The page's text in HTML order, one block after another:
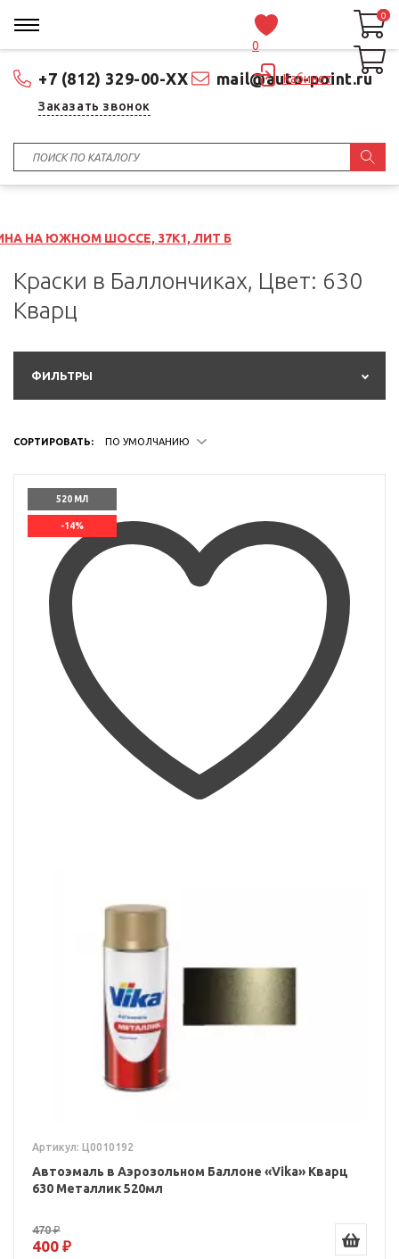
+7 (812) 329-00-XX mail@auto-point.ru
Заказать звонок
0
Кабинет
0
0
ШОССЕ, 37К1, ЛИТ Б
Краски в Баллончиках, Цвет: 630
Кварц
ФИЛЬТРЫ
СОРТИРОВАТЬ: ПО УМОЛЧАНИЮ
520 МЛ
-14%
Артикул: Ц0010192
Автоэмаль в Аэрозольном Баллоне «Vika» Кварц
630 Металлик 520мл
470 ₽
400 ₽